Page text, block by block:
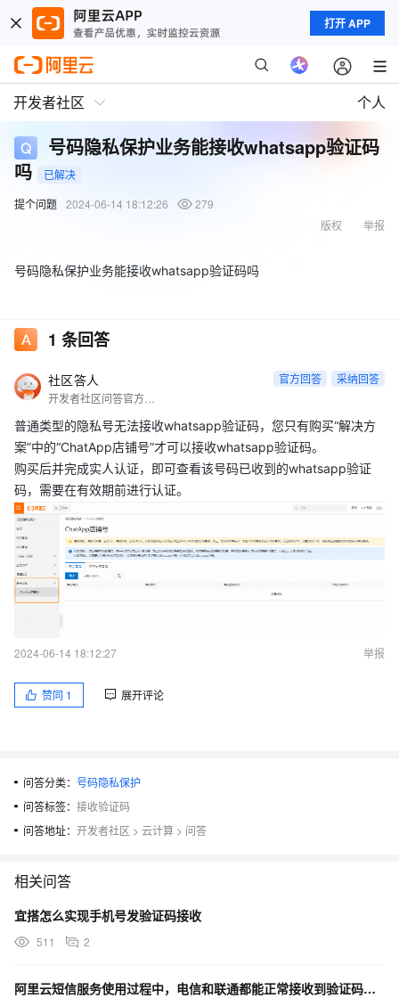
打开 APP
开发者社区 个人
号码隐私保护业务能接收whatsapp验证码
吗
已解决
提个问题 2024-06-14 18:12:26
279
举报
版权
号码隐私保护业务能接收whatsapp验证码吗
1 条回答
社区答人 官方回答 采纳回答
普通类型的隐私号无法接收whatsapp验证码，您只有购买“解决方
案”中的“ChatApp店铺号”才可以接收whatsapp验证码。
购买后并完成实人认证，即可查看该号码已收到的whatsapp验证
码，需要在有效期前进行认证。
2024-06-14 18:12:27 举报
赞同 1 展开评论
问答分类： 号码隐私保护
问答标签： 接收验证码
问答地址： 开发者社区 > 云计算 > 问答
相关问答
宜搭怎么实现手机号发验证码接收
511 2
阿里云短信服务使用过程中，电信和联通都能正常接收到验证码，移动却接收不到，已经一个多月了